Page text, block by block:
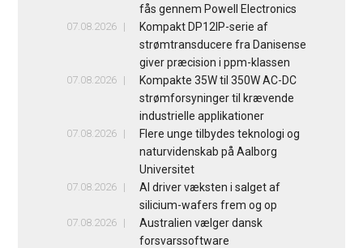
fås gennem Powell Electronics
07.08.2026
Kompakt DP12IP-serie af
strømtransducere fra Danisense
giver præcision i ppm-klassen
07.08.2026
Kompakte 35W til 350W AC-DC
strømforsyninger til krævende
industrielle applikationer
07.08.2026
Flere unge tilbydes teknologi og
naturvidenskab på Aalborg
Universitet
07.08.2026
AI driver væksten i salget af
silicium-wafers frem og op
07.08.2026
Australien vælger dansk
forsvarssoftware